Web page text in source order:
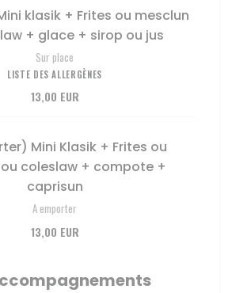
klasik + Frites ou mesclun
+ glace + sirop ou jus
Sur place
LISTE DES ALLERGÈNES
13,00 EUR
Mini Klasik + Frites ou
coleslaw + compote +
caprisun
A emporter
13,00 EUR